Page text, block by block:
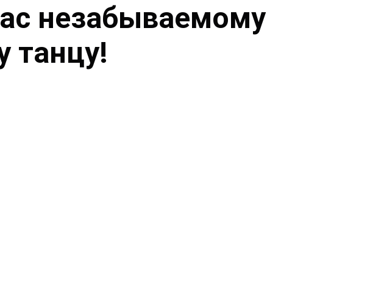
незабываемому
танцу!